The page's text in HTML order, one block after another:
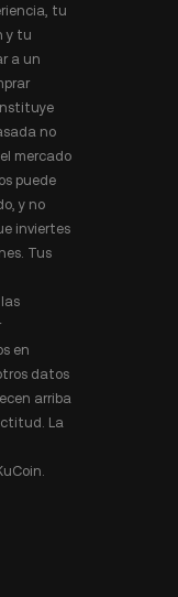
tu
y tu
a un
no
mercado
puede
y no
inviertes
Tus
en
datos
arriba
La